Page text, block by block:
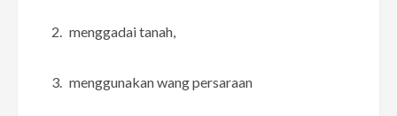
menggadai tanah,
menggunakan wang persaraan